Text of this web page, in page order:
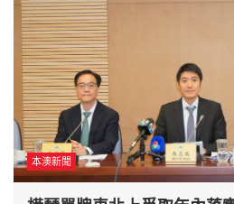
本澳新聞